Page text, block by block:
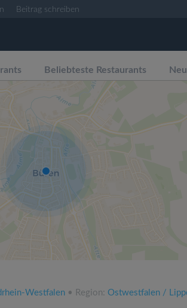
Beitrag schreiben
Beliebteste Restaurants
Westfalen • Region: Ostwestfalen /